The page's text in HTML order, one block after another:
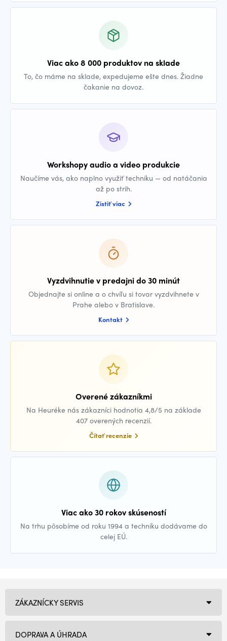
Viac ako 8 000 produktov na sklade
To, čo máme na sklade, expedujeme ešte dnes. Žiadne
čakanie na dovoz.
Workshopy audio a video produkcie
Naučíme vás, ako naplno využiť techniku — od natáčania
až po strih.
Zistiť viac
Vyzdvihnutie v predajni do 30 minút
Objednajte si online a o chvíľu si tovar vyzdvihnete v
Prahe alebo v Bratislave.
Kontakt
Overené zákazníkmi
Na Heuréke nás zákazníci hodnotia 4,8/5 na základe
407 overených recenzií.
Čítať recenzie
Viac ako 30 rokov skúseností
Na trhu pôsobíme od roku 1994 a techniku dodávame do
celej EÚ.
ZÁKAZNÍCKY SERVIS
DOPRAVA A ÚHRADA